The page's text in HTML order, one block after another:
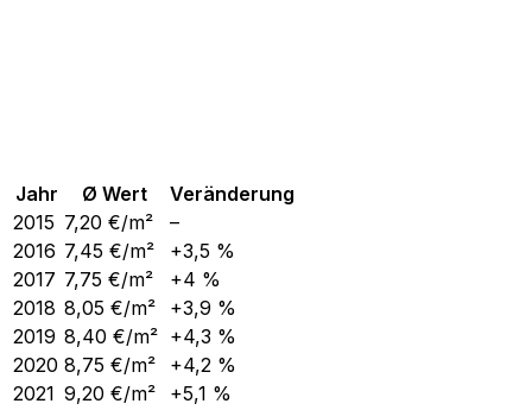
Jahr Ø Wert
Veränderung
2015 7,20 €/m²
–
2016 7,45 €/m²
+3,5 %
2017 7,75 €/m²
+4 %
2018 8,05 €/m²
+3,9 %
2019 8,40 €/m² +4,3 %
2020 8,75 €/m²
+4,2 %
2021 9,20 €/m²
+5,1 %